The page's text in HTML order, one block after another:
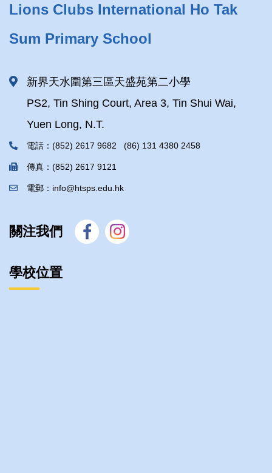
Lions Clubs International Ho Tak
Sum Primary School
新界天水圍第三區天盛苑第二小學
PS2, Tin Shing Court, Area 3, Tin Shui Wai,
Yuen Long, N.T.
電話：(852) 2617 9682 (86) 131 4380 2458
傳真：(852) 2617 9121
電郵：info@htsps.edu.hk
關注我們
學校位置